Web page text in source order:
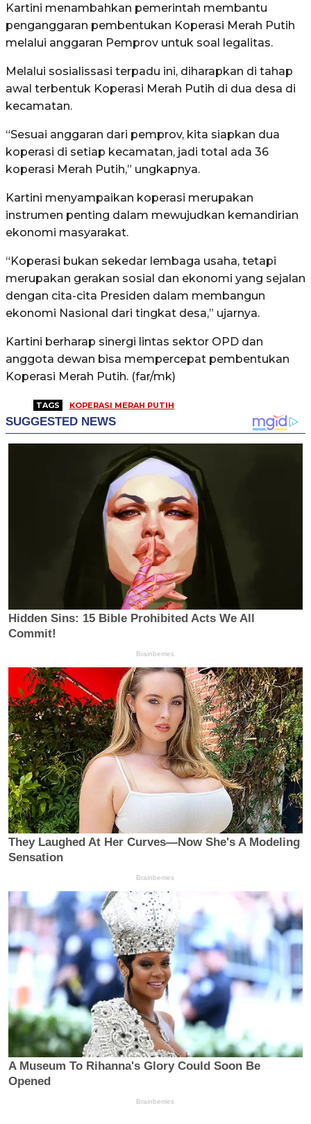
Kartini menambahkan pemerintah membantu
penganggaran pembentukan Koperasi Merah Putih
melalui anggaran Pemprov untuk soal legalitas.
Melalui sosialissasi terpadu ini, diharapkan di tahap
awal terbentuk Koperasi Merah Putih di dua desa di
kecamatan.
“Sesuai anggaran dari pemprov, kita siapkan dua
koperasi di setiap kecamatan, jadi total ada 36
koperasi Merah Putih,” ungkapnya.
Kartini menyampaikan koperasi merupakan
instrumen penting dalam mewujudkan kemandirian
ekonomi masyarakat.
“Koperasi bukan sekedar lembaga usaha, tetapi
merupakan gerakan sosial dan ekonomi yang sejalan
dengan cita-cita Presiden dalam membangun
ekonomi Nasional dari tingkat desa,” ujarnya.
Kartini berharap sinergi lintas sektor OPD dan
anggota dewan bisa mempercepat pembentukan
Koperasi Merah Putih. (far/mk)
TAGS KOPERASI MERAH PUTIH